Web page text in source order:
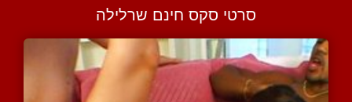
סרטי סקס חינם שרלילה